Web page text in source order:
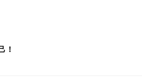
！